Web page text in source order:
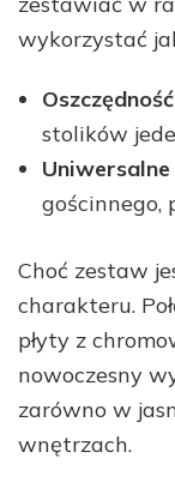
wykorzystać
stolików
gościnnego,
Choć zestaw
charakteru.
płyty z
nowoczesny
zarówno w
wnętrzach.